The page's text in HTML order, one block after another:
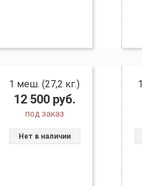
1 меш. (27,2 кг.)
12 500 руб.
под заказ
Нет в наличии